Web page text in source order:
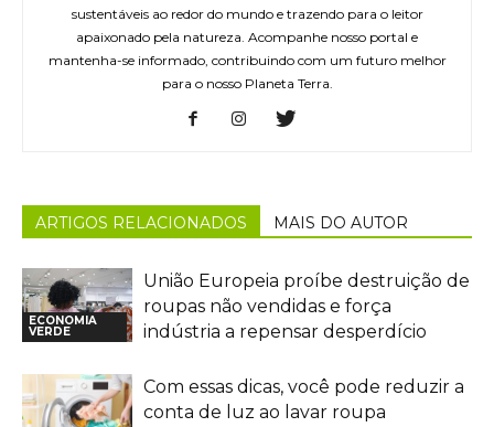
sustentáveis ao redor do mundo e trazendo para o leitor
apaixonado pela natureza. Acompanhe nosso portal e
mantenha-se informado, contribuindo com um futuro melhor
para o nosso Planeta Terra.
ARTIGOS RELACIONADOS MAIS DO AUTOR
ECONOMIA
VERDE
União Europeia proíbe destruição de
roupas não vendidas e força
indústria a repensar desperdício
Com essas dicas, você pode reduzir a
conta de luz ao lavar roupa